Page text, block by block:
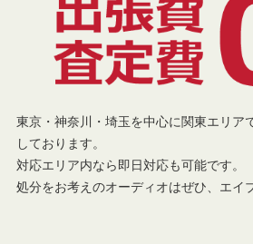
東京・神奈川・埼玉を中心に関東エリア
しております。
対応エリア内なら即日対応も可能です。
処分をお考えのオーディオはぜひ、エイ